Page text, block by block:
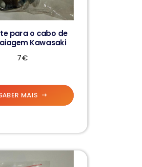
para o cabo de
Kawasaki
7€
MAIS